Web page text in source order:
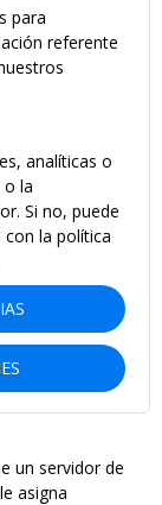
para
referente
analíticas o
o la
Si no, puede
con la política
un servidor de
asigna